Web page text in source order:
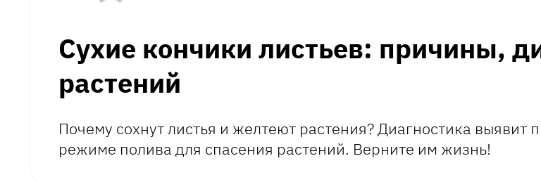
Сухие кончики листьев: причины,
растений
Почему сохнут листья и желтеют растения? Диагностика выявит
режиме полива для спасения растений. Верните им жизнь!